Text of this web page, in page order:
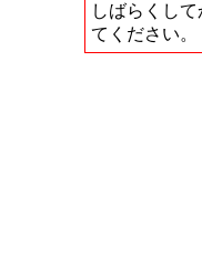
しばらくし
てください。